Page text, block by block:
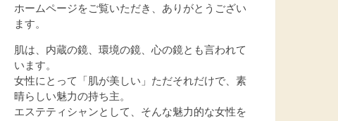
ホームページをご覧いただき、ありがとうござい
ます。
肌は、内蔵の鏡、環境の鏡、心の鏡とも言われて
います。
女性にとって「肌が美しい」ただそれだけで、素
晴らしい魅力の持ち主。
エステティシャンとして、そんな魅力的な女性を